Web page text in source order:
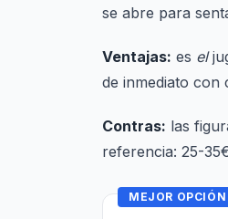
se abre para
Ventajas: es el
de inmediato con
Contras: las
referencia: 25-
MEJOR OPCIÓN